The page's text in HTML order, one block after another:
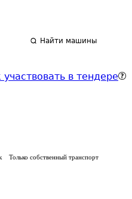
Найти машины
участвовать в тендере
Только собственный транспорт